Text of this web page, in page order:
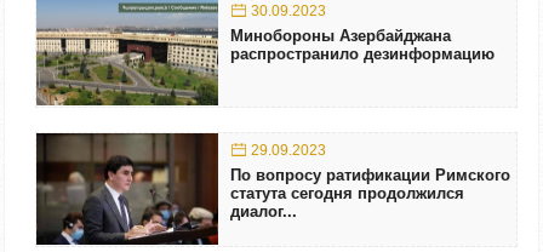
30.09.2023
Минобороны Азербайджана
распространило дезинформацию
29.09.2023
По вопросу ратификации Римского
статута сегодня продолжился
диалог...